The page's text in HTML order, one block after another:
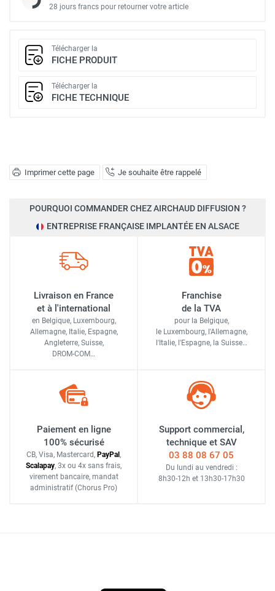
Imprimer cette page Je souhaite être rappelé
28 jours francs pour retourner votre article
Télécharger la
FICHE PRODUIT
Télécharger la
FICHE TECHNIQUE
POURQUOI COMMANDER CHEZ AIRCHAUD DIFFUSION ?
ENTREPRISE FRANÇAISE IMPLANTÉE EN ALSACE
Livraison en France
et à l'international
en Belgique, Luxembourg,
Allemagne, Italie, Espagne,
Angleterre, Suisse,
DROM-COM…
Franchise
de la TVA
pour la Belgique,
le Luxembourg, l'Allemagne,
l'Italie, l'Espagne, la Suisse…
Paiement en ligne
100% sécurisé
CB, Visa, Mastercard, PayPal ,
Scalapay, 3x ou 4x sans frais,
virement bancaire, mandat
administratif (Chorus Pro)
Support commercial,
technique et SAV
03 88 08 67 05
Du lundi au vendredi :
8h30-12h et 13h30-17h30